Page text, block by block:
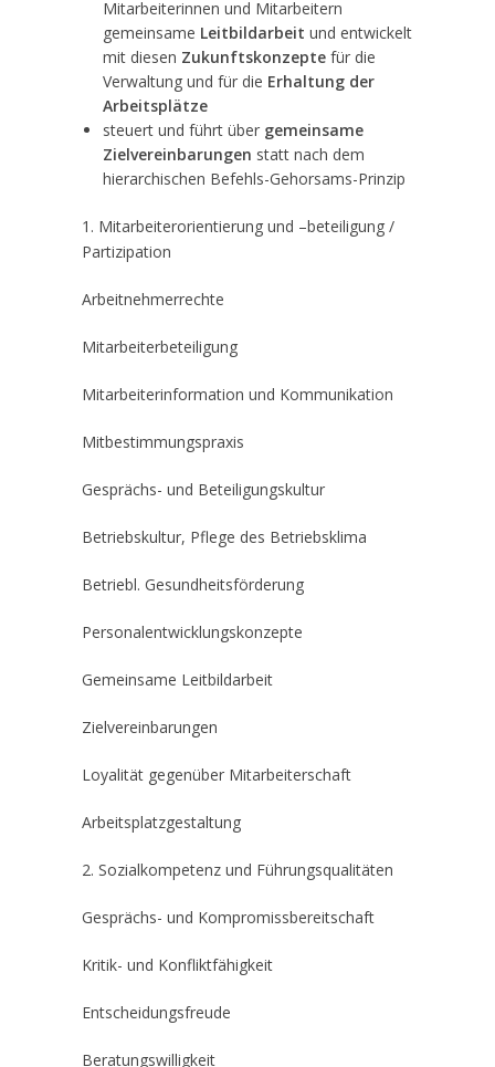
Mitarbeiterinnen und Mitarbeitern
gemeinsame Leitbildarbeit und entwickelt
mit diesen Zukunftskonzepte für die
Verwaltung und für die Erhaltung der
Arbeitsplätze
steuert und führt über gemeinsame
Zielvereinbarungen statt nach dem
hierarchischen Befehls-Gehorsams-Prinzip
1. Mitarbeiterorientierung und –beteiligung /
Partizipation
Arbeitnehmerrechte
Mitarbeiterbeteiligung
Mitarbeiterinformation und Kommunikation
Mitbestimmungspraxis
Gesprächs- und Beteiligungskultur
Betriebskultur, Pflege des Betriebsklima
Betriebl. Gesundheitsförderung
Personalentwicklungskonzepte
Gemeinsame Leitbildarbeit
Zielvereinbarungen
Loyalität gegenüber Mitarbeiterschaft
Arbeitsplatzgestaltung
2. Sozialkompetenz und Führungsqualitäten
Gesprächs- und Kompromissbereitschaft
Kritik- und Konfliktfähigkeit
Entscheidungsfreude
Beratungswilligkeit